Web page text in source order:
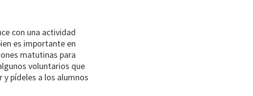
con una actividad
es importante en
matutinas para
voluntarios que
y pídeles a los alumnos